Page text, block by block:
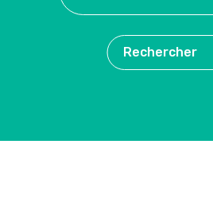
Rechercher